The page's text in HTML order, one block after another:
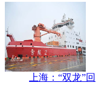
上海：“双龙”回